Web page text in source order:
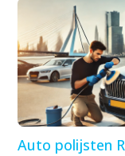
Auto polijsten